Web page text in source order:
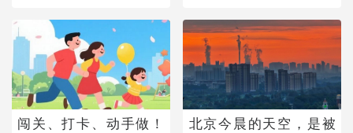
闯关、打卡、动手做！
北京今晨的天空，是被